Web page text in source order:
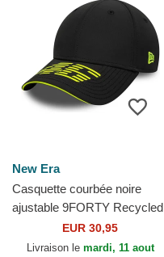
New Era
Casquette courbée noire
ajustable 9FORTY Recycled
Stripe Valentino Rossi VR46
MotoGP New Era
EUR 30,95
Livraison le mardi, 11 aout